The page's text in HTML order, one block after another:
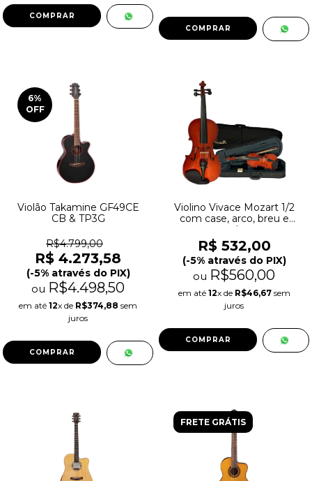
6%
OFF
Violão Takamine GF49CE
CB & TP3G
R$4.799,00
R$ 4.273,58
(-5% através do PIX)
ou R$4.498,50
em até 12x de R$374,88 sem
juros
Violino Vivace Mozart 1/2
com case, arco, breu e
cavalete
R$ 532,00
(-5% através do PIX)
ou R$560,00
em até 12x de R$46,67sem
juros
FRETE GRÁTIS